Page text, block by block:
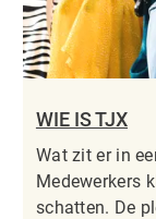
WIE IS TJX
Wat zit er in
Medewerkers
schatten. De